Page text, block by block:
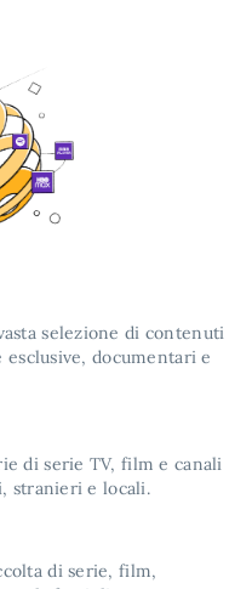
selezione di contenuti
documentari e
di serie TV, film e canali
stranieri e locali.
di serie, film,